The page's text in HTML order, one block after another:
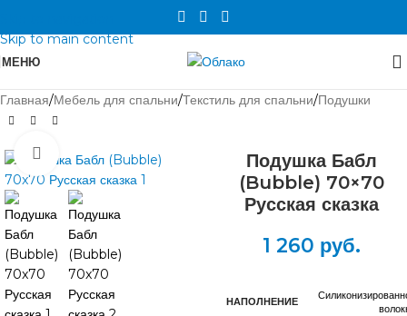
Skip to main content
МЕНЮ
Главная/Мебель для спальни/Текстиль для спальни/Подушки
Нажмите, чтобы увеличить
Подушка Бабл
(Bubble) 70×70
Русская сказка
1 260 руб.
НАПОЛНЕНИЕ